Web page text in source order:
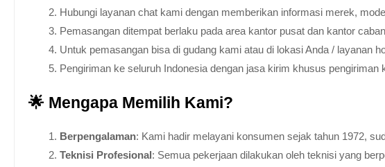
Hubungi layanan chat kami dengan memberikan informasi merek,
Pemasangan ditempat berlaku pada area kantor pusat dan kantor
Untuk pemasangan bisa di gudang kami atau di lokasi Anda / layanan
Pengiriman ke seluruh Indonesia dengan jasa kirim khusus
🌟 Mengapa Memilih Kami?
Berpengalaman: Kami hadir melayani konsumen sejak tahun 1972,
Teknisi Profesional: Semua pekerjaan dilakukan oleh teknisi yang